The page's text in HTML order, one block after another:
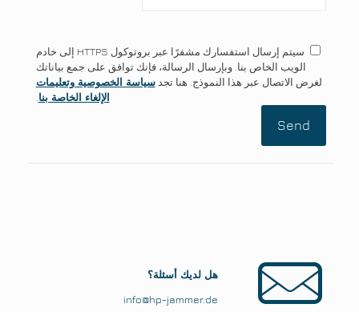
سيتم إرسال استفسارك مشفرًا عبر بروتوكول HTTPS إلى خادم
الويب الخاص بنا. وبإرسال الرسالة، فإنك توافق على جمع بياناتك
لغرض الاتصال عبر هذا النموذج. هنا تجدسياسة الخصوصية وتعليمات
الإلغاء الخاصة بنا
هل لديك أسئلة؟
info@hp-jammer.de